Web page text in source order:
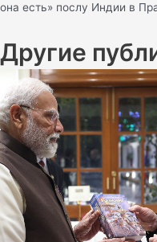
она есть» послу Индии в
Другие